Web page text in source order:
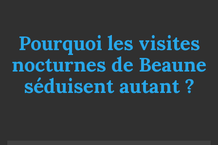
Pourquoi les visites
nocturnes de Beaune
séduisent autant ?